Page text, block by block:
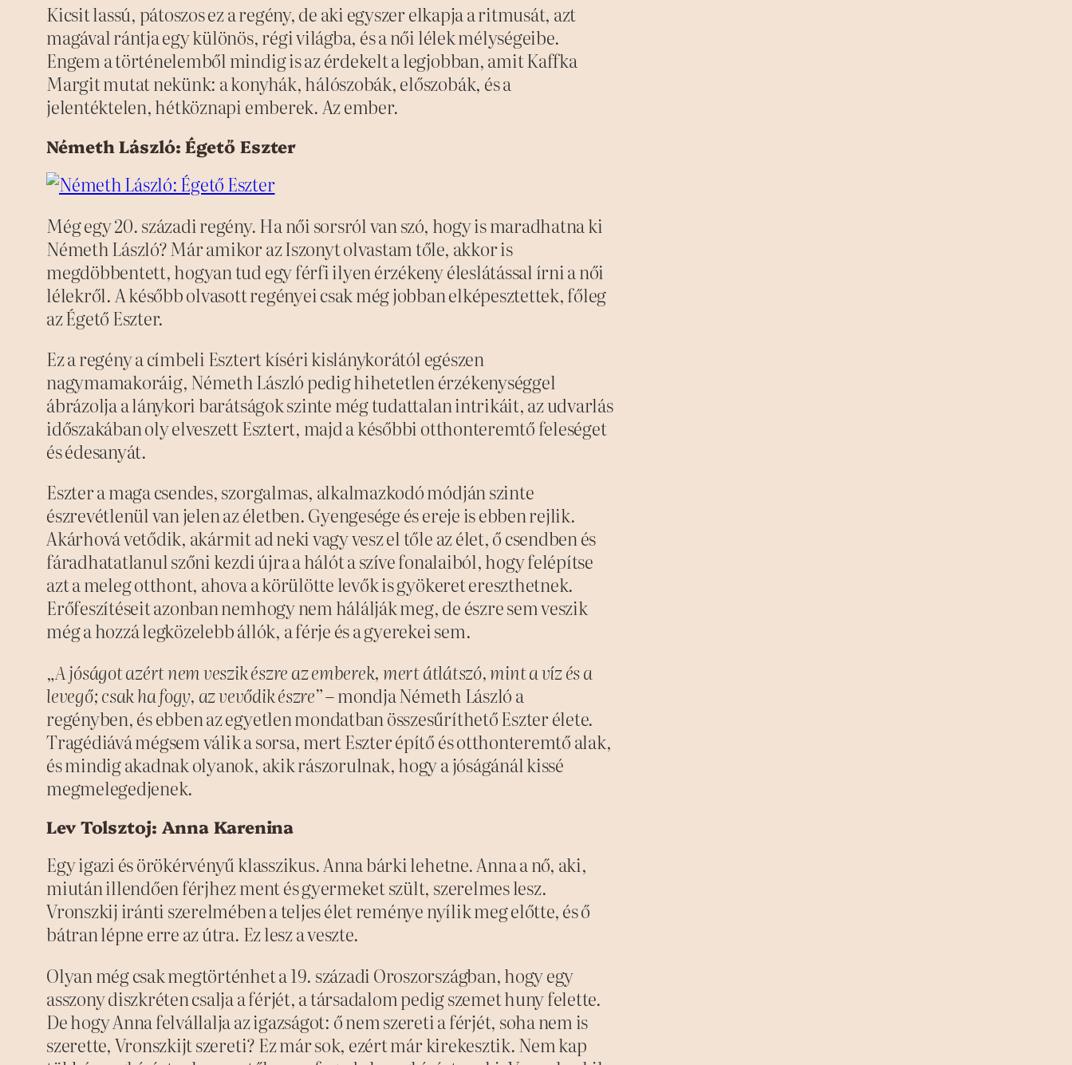
Kicsit lassú, pátoszos ez a regény, de aki egyszer elkapja a ritmusát, azt
magával rántja egy különös, régi világba, és a női lélek mélységeibe.
Engem a történelemből mindig is az érdekelt a legjobban, amit Kaffka
Margit mutat nekünk: a konyhák, hálószobák, előszobák, és a
jelentéktelen, hétköznapi emberek. Az ember.
Németh László: Égető Eszter
Még egy 20. századi regény. Ha női sorsról van szó, hogy is maradhatna ki
Németh László? Már amikor az Iszonyt olvastam tőle, akkor is
megdöbbentett, hogyan tud egy férfi ilyen érzékeny éleslátással írni a női
lélekről. A később olvasott regényei csak még jobban elképesztettek, főleg
az Égető Eszter.
Ez a regény a címbeli Esztert kíséri kislánykorától egészen
nagymamakoráig, Németh László pedig hihetetlen érzékenységgel
ábrázolja a lánykori barátságok szinte még tudattalan intrikáit, az udvarlás
időszakában oly elveszett Esztert, majd a későbbi otthonteremtő feleséget
és édesanyát.
Eszter a maga csendes, szorgalmas, alkalmazkodó módján szinte
észrevétlenül van jelen az életben. Gyengesége és ereje is ebben rejlik.
Akárhová vetődik, akármit ad neki vagy vesz el tőle az élet, ő csendben és
fáradhatatlanul szőni kezdi újra a hálót a szíve fonalaiból, hogy felépítse
azt a meleg otthont, ahova a körülötte levők is gyökeret ereszthetnek.
Erőfeszítéseit azonban nemhogy nem hálálják meg, de észre sem veszik
még a hozzá legközelebb állók, a férje és a gyerekei sem.
„A jóságot azért nem veszik észre az emberek, mert átlátszó, mint a víz és a
levegő; csak ha fogy, az vevődik észre”– mondja Németh László a
regényben, és ebben az egyetlen mondatban összesűríthető Eszter élete.
Tragédiává mégsem válik a sorsa, mert Eszter építő és otthonteremtő alak,
és mindig akadnak olyanok, akik rászorulnak, hogy a jóságánál kissé
megmelegedjenek.
Lev Tolsztoj: Anna Karenina
Egy igazi és örökérvényű klasszikus. Anna bárki lehetne. Anna a nő, aki,
miután illendően férjhez ment és gyermeket szült, szerelmes lesz.
Vronszkij iránti szerelmében a teljes élet reménye nyílik meg előtte, és ő
bátran lépne erre az útra. Ez lesz a veszte.
Olyan még csak megtörténhet a 19. századi Oroszországban, hogy egy
asszony diszkréten csalja a férjét, a társadalom pedig szemet huny felette.
De hogy Anna felvállalja az igazságot: ő nem szereti a férjét, soha nem is
szerette, Vronszkijt szereti? Ez már sok, ezért már kirekesztik. Nem kap